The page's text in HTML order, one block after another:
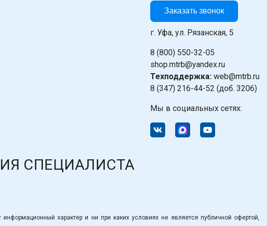
Заказать звонок
г. Уфа, ул. Рязанская, 5
8 (800) 550-32-05
shop.mtrb@yandex.ru
Техподдержка: web@mtrb.ru
8 (347) 216-44-52 (доб. 3206)
Мы в социальных сетях:
СПЕЦИАЛИСТА
характер и ни при каких условиях не является публичной офертой,